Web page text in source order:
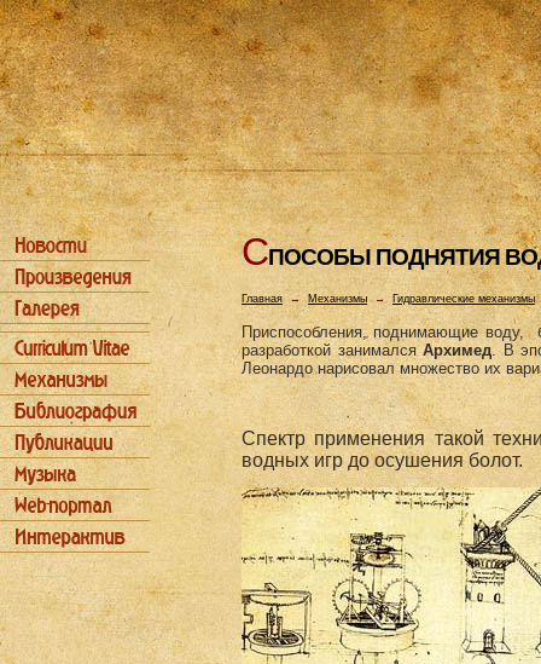
СПОСОБЫ ПОДHЯТИЯ
Главная→ Механизмы → Гидравлические механизмы
Приспособления, поднимающие
разработкой занимался Архимед. В
Леонардо нарисовал множество их
Спектр применения такой
водных игр до осушения болот.